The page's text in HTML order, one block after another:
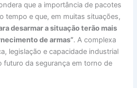
que a importância de pacotes
tempo e que, em muitas situações,
desarmar a situação terão mais
de armas”. A complexa
legislação e capacidade industrial
futuro da segurança em torno de